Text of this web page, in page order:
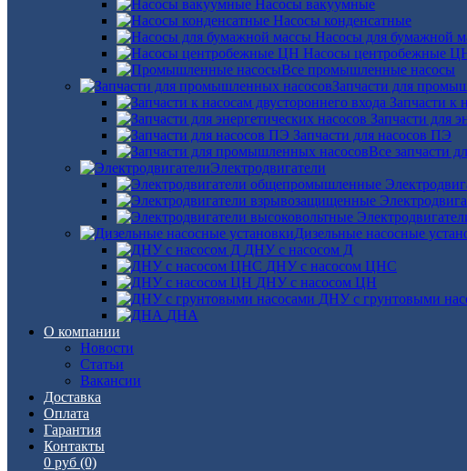
Насосы вакуумные
Насосы конденсатные
Насосы для бумажной
Насосы центробежные
Все промышленные насосы
Запчасти для
Запчасти к
Запчасти для
Запчасти для насосов ПЭ
Все запчасти
Электродвигатели
Дизельные насосные
ДНУ с насосом Д
ДНУ с насосом ЦНС
ДНУ с насосом ЦН
ДНУ с грунтовыми
ДНА
О компании
Новости
Статьи
Вакансии
Доставка
Оплата
Гарантия
Контакты
0 руб (0)